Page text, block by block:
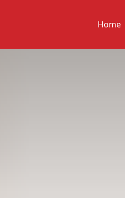
Home